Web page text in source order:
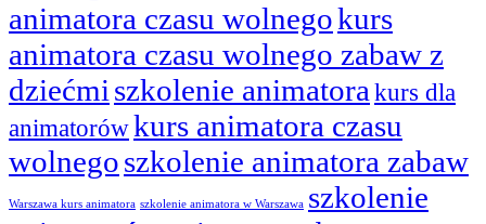
animatora czasu wolnegokurs
animatora czasu wolnego zabaw z
dziećmi szkolenie animatora kurs dla
animatorówkurs animatora czasu
wolnegoszkolenie animatora zabaw
Warszawa kurs animatora szkolenie animatora w Warszawa szkolenie